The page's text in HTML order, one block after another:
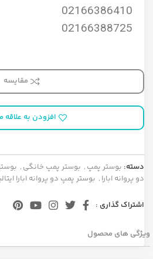
02166386410
02166388725
مقایسه
افزودن به علاقه
دسته: بوستر پمپ , بوستر پمپ خانگی ,
دو پروانه ابارا , بوستر پمپ دو پروانه ابارا
اشتراک گذاری :
ویژگی های محصول